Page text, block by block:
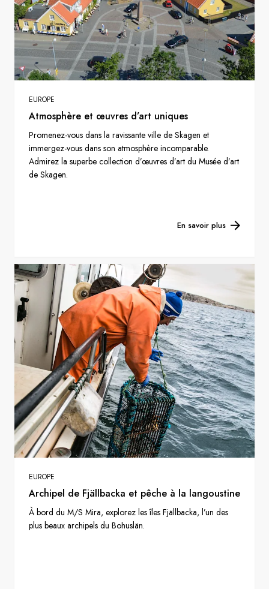
EUROPE
Atmosphère et œuvres d’art uniques
Promenez-vous dans la ravissante ville de Skagen et
immergez-vous dans son atmosphère incomparable.
Admirez la superbe collection d’œuvres d’art du Musée d’art
de Skagen.
En savoir plus
EUROPE
Archipel de Fjällbacka et pêche à la langoustine
À bord du M/S Mira, explorez les îles Fjällbacka, l’un des
plus beaux archipels du Bohuslän.